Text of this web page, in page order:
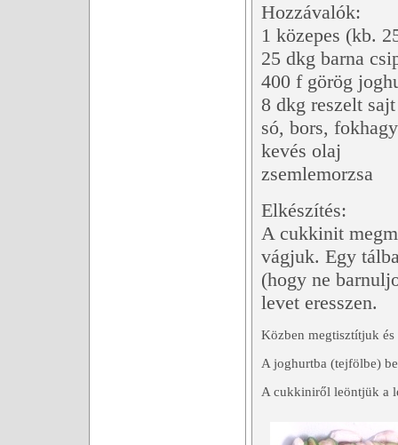
Hozzávalók:
1 közepes (kb.
25 dkg barna
400 f görög
8 dkg reszelt
só, bors,
kevés olaj
zsemlemorzsa
Elkészítés:
A cukkinit
vágjuk. Egy
(hogy ne
levet eresszen.
Közben megtisztítjuk
A joghurtba (tejfölbe)
A cukkiniről leöntjük a